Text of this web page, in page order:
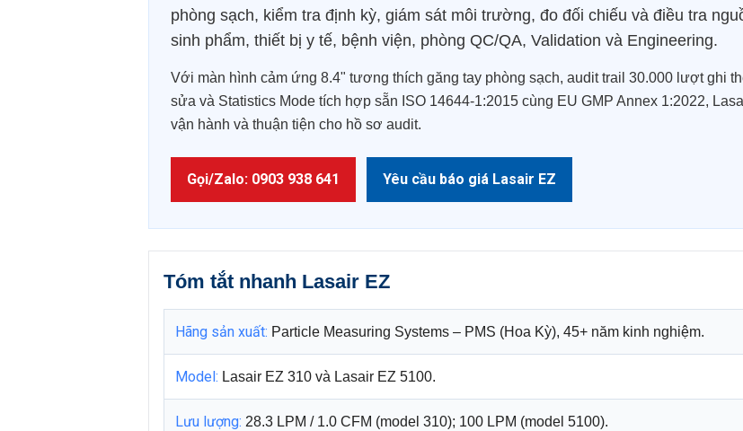
phòng sạch, kiểm tra định kỳ, giám sát môi trường, đo đối chiếu và điều tra
sinh phẩm, thiết bị y tế, bệnh viện, phòng QC/QA, Validation và Engineering.
Với màn hình cảm ứng 8.4" tương thích găng tay phòng sạch, audit trail 30.000 lượt ghi
sửa và Statistics Mode tích hợp sẵn ISO 14644-1:2015 cùng EU GMP Annex 1:2022,
vận hành và thuận tiện cho hồ sơ audit.
Gọi/Zalo: 0903 938 641 Yêu cầu báo giá Lasair EZ
Tóm tắt nhanh Lasair EZ
Hãng sản xuất: Particle Measuring Systems – PMS (Hoa Kỳ), 45+ năm kinh nghiệm.
Model: Lasair EZ 310 và Lasair EZ 5100.
Lưu lượng: 28.3 LPM / 1.0 CFM (model 310); 100 LPM (model 5100).